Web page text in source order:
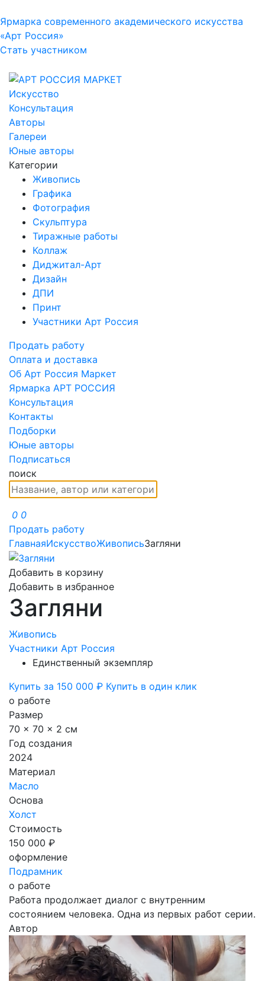
Ярмарка современного академического искусства
«Арт Россия»
Стать участником
Искусство
Консультация
Авторы
Галереи
Юные авторы
Категории
Живопись
Графика
Фотография
Скульптура
Тиражные работы
Коллаж
Диджитал-Арт
Дизайн
ДПИ
Принт
Участники Арт Россия
Продать работу
Оплата и доставка
Об Арт Россия Маркет
Ярмарка АРТ РОССИЯ
Консультация
Контакты
Подборки
Юные авторы
Подписаться
поиск
0 0
Продать работу
ГлавнаяИскусствоЖивописьЗагляни
Добавить в корзину
Добавить в избранное
Загляни
Живопись
Участники Арт Россия
Единственный экземпляр
Купить за 150 000 ₽ Купить в один клик
о работе
Размер
70 x 70 x 2 см
Год создания
2024
Материал
Масло
Основа
Холст
Стоимость
150 000 ₽
оформление
Подрамник
о работе
Работа продолжает диалог с внутренним
состоянием человека. Одна из первых работ серии.
Автор